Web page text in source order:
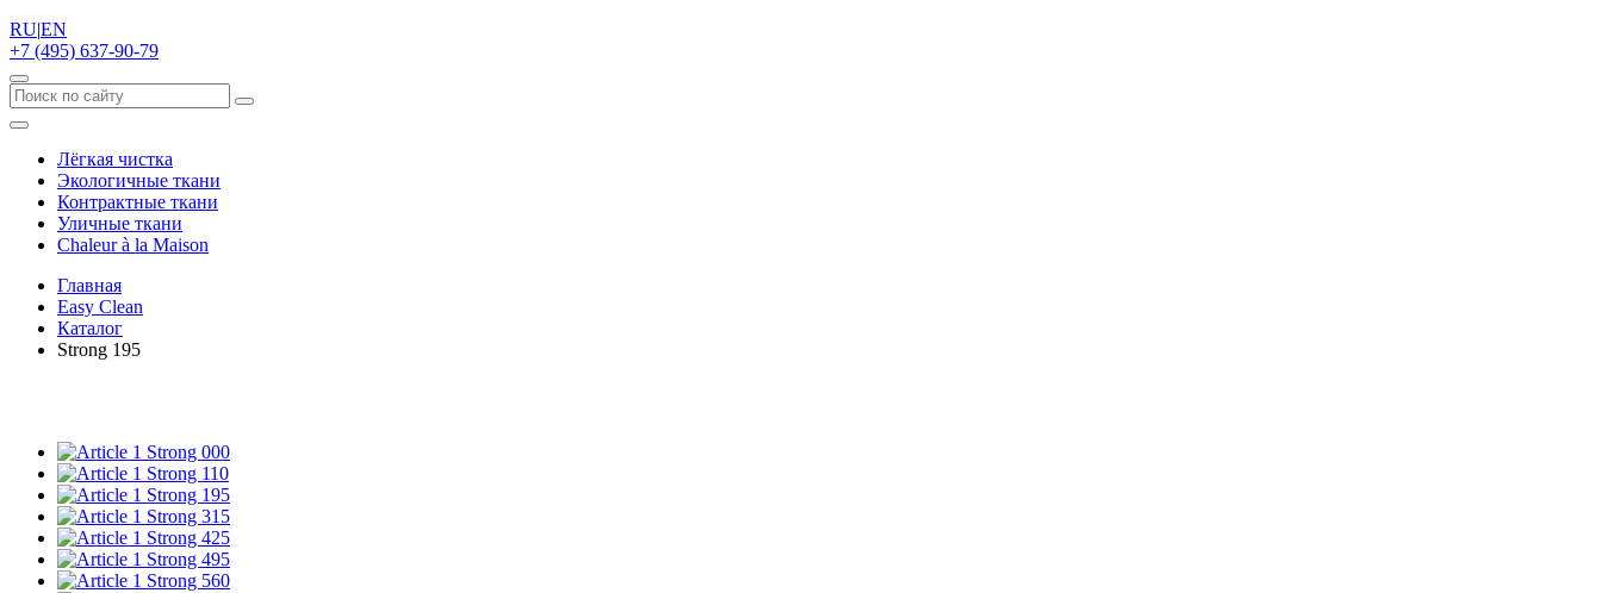
RU|EN
+7 (495) 637-90-79
Лёгкая чистка
Экологичные ткани
Контрактные ткани
Уличные ткани
Сhaleur à la Maison
Главная
Easy Clean
Каталог
Strong 195
Strong 000
Strong 110
Strong 195
Strong 315
Strong 425
Strong 495
Strong 560